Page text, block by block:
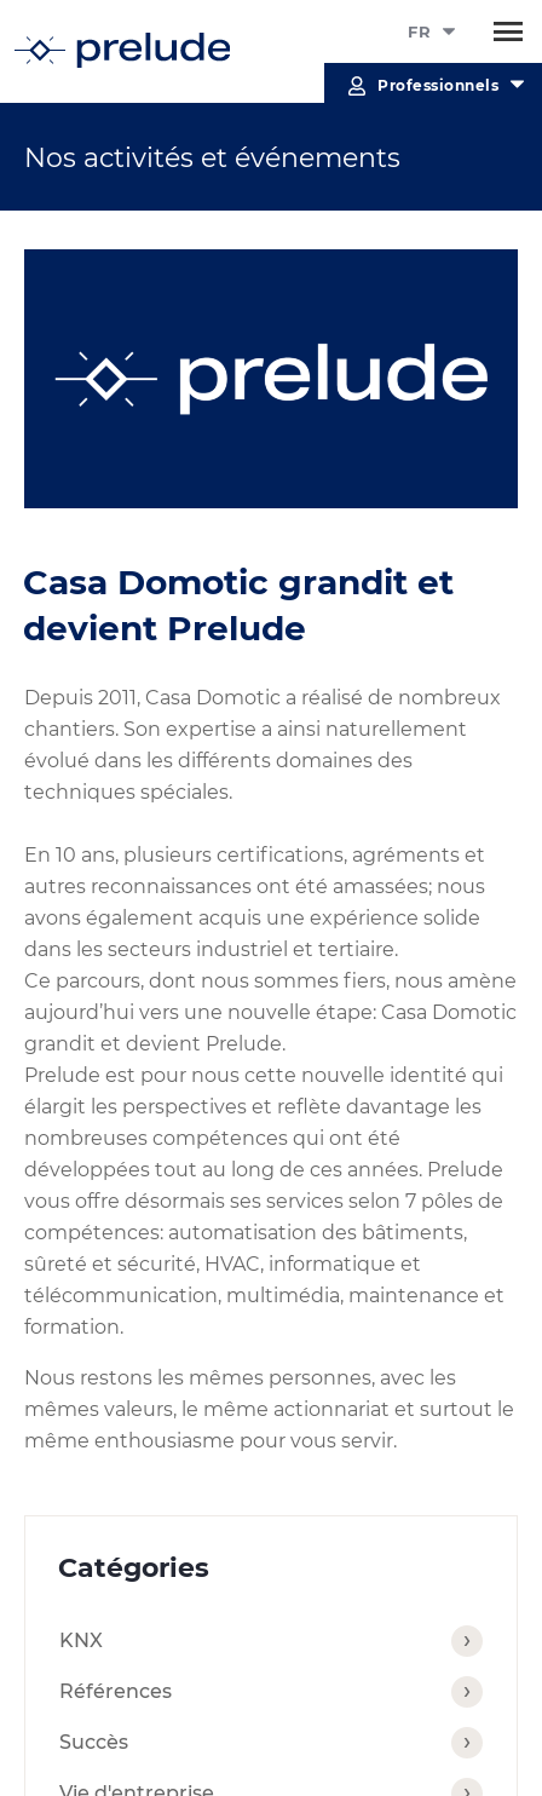
FR
Professionnels
Nos activités et événements
Casa Domotic grandit et
devient Prelude
Depuis 2011, Casa Domotic a réalisé de nombreux
chantiers. Son expertise a ainsi naturellement
évolué dans les différents domaines des
techniques spéciales.
En 10 ans, plusieurs certifications, agréments et
autres reconnaissances ont été amassées; nous
avons également acquis une expérience solide
dans les secteurs industriel et tertiaire.
Ce parcours, dont nous sommes fiers, nous amène
aujourd’hui vers une nouvelle étape: Casa Domotic
grandit et devient Prelude.
Prelude est pour nous cette nouvelle identité qui
élargit les perspectives et reflète davantage les
nombreuses compétences qui ont été
développées tout au long de ces années. Prelude
vous offre désormais ses services selon 7 pôles de
compétences: automatisation des bâtiments,
sûreté et sécurité, HVAC, informatique et
télécommunication, multimédia, maintenance et
formation.
Nous restons les mêmes personnes, avec les
mêmes valeurs, le même actionnariat et surtout le
même enthousiasme pour vous servir.
Catégories
KNX
Références
Succès